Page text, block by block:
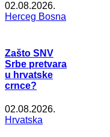
02.08.2026.
Herceg Bosna
Zašto SNV
Srbe pretvara
u hrvatske
crnce?
02.08.2026.
Hrvatska